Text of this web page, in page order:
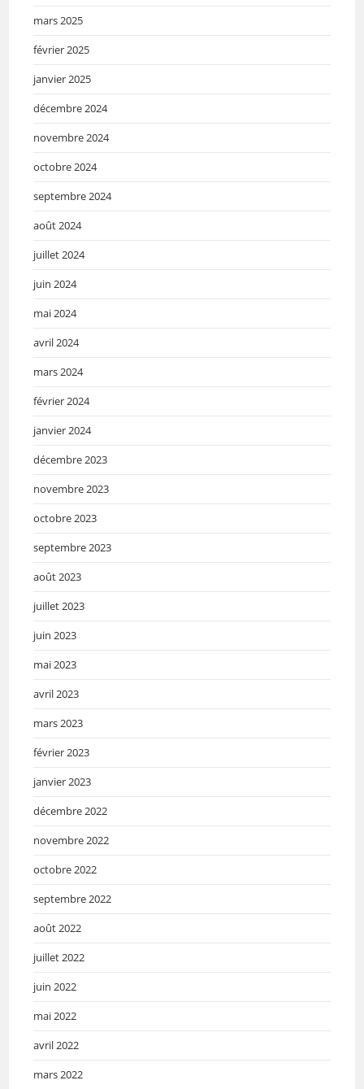
mars 2025
février 2025
janvier 2025
décembre 2024
novembre 2024
octobre 2024
septembre 2024
août 2024
juillet 2024
juin 2024
mai 2024
avril 2024
mars 2024
février 2024
janvier 2024
décembre 2023
novembre 2023
octobre 2023
septembre 2023
août 2023
juillet 2023
juin 2023
mai 2023
avril 2023
mars 2023
février 2023
janvier 2023
décembre 2022
novembre 2022
octobre 2022
septembre 2022
août 2022
juillet 2022
juin 2022
mai 2022
avril 2022
mars 2022